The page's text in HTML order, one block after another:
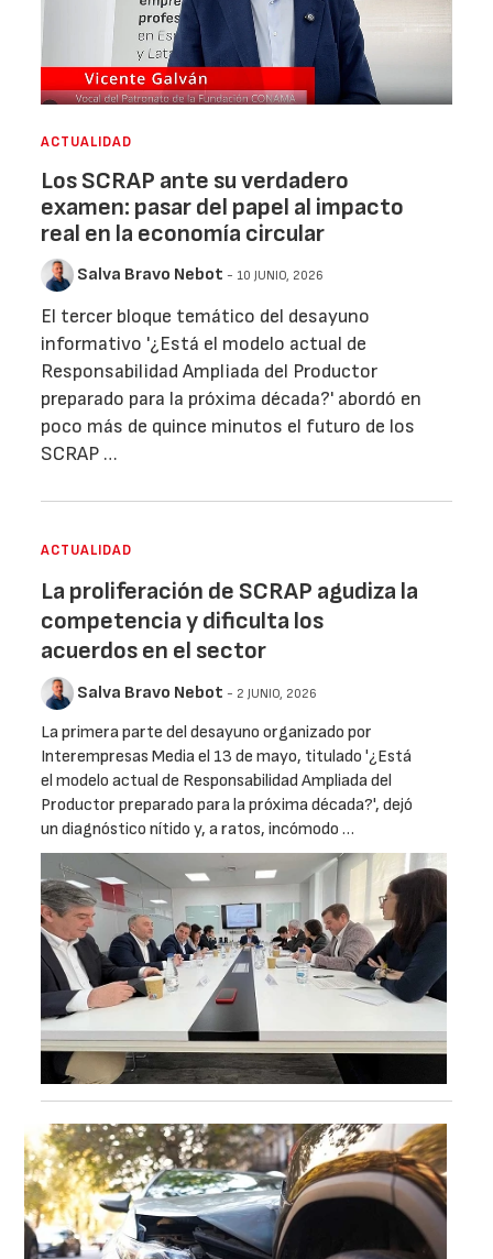
ACTUALIDAD
Los SCRAP ante su verdadero
examen: pasar del papel al impacto
real en la economía circular
Salva Bravo Nebot - 10 JUNIO, 2026
El tercer bloque temático del desayuno
informativo '¿Está el modelo actual de
Responsabilidad Ampliada del Productor
preparado para la próxima década?' abordó en
poco más de quince minutos el futuro de los
SCRAP …
ACTUALIDAD
La proliferación de SCRAP agudiza la
competencia y dificulta los
acuerdos en el sector
Salva Bravo Nebot - 2 JUNIO, 2026
La primera parte del desayuno organizado por
Interempresas Media el 13 de mayo, titulado '¿Está
el modelo actual de Responsabilidad Ampliada del
Productor preparado para la próxima década?', dejó
un diagnóstico nítido y, a ratos, incómodo …